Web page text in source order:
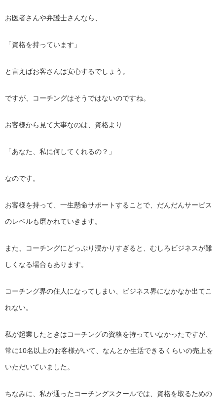
お医者さんや弁護士さんなら、
「資格を持っています」
と言えばお客さんは安心するでしょう。
ですが、コーチングはそうではないのですね。
お客様から見て大事なのは、資格より
「あなた、私に何してくれるの？」
なのです。
お客様を持って、一生懸命サポートすることで、 だんだんサービス
のレベルも磨かれていきます。
また、コーチングにどっぷり浸かりすぎると、 むしろビジネスが難
しくなる場合もあります。
コーチング界の住人になってしまい、 ビジネス界になかなか出てこ
れない。
私が起業したときはコーチングの資格を持っていなかったですが、
常に10名以上のお客様がいて、 なんとか生活できるくらいの売上を
いただいていました。
ちなみに、私が通ったコーチングスクールでは、 資格を取るための